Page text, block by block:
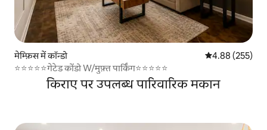
मेम्फ़िस में कॉन्डो औसत रेटिंग 5 में से
4.88 (255)
⭐️⭐️⭐️⭐️⭐️गेटेड कोंडो W/मुफ़्त पार्किंग⭐️⭐️⭐️⭐️⭐️
किराए पर उपलब्ध पारिवारिक मकान